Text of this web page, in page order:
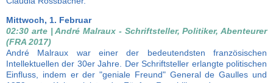
Mittwoch, 1. Februar
02:30 arte | André Malraux - Schriftsteller, Politiker, Abenteurer
(FRA 2017)
André Malraux war einer der bedeutendsten französischen
Intellektuellen der 30er Jahre. Der Schriftsteller erlangte politischen
Einfluss, indem er der "geniale Freund" General de Gaulles und